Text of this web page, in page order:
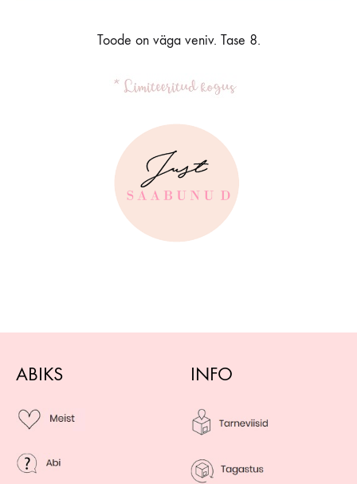
Toode on väga veniv. Tase 8.
ABIKS INFO